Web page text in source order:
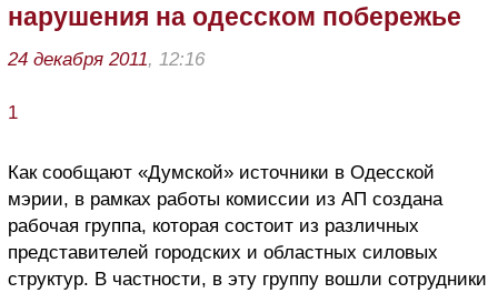
нарушения на одесском побережье
24 декабря 2011, 12:16
1
Как сообщают «Думской» источники в Одесской
мэрии, в рамках работы комиссии из АП создана
рабочая группа, которая состоит из различных
представителей городских и областных силовых
структур. В частности, в эту группу вошли сотрудники